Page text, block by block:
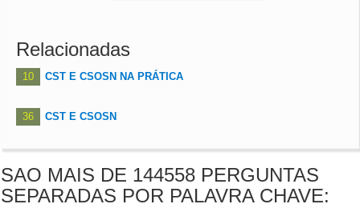
Relacionadas
10 CST E CSOSN NA PRÁTICA
36 CST E CSOSN
SAO MAIS DE 144558 PERGUNTAS
SEPARADAS POR PALAVRA CHAVE: